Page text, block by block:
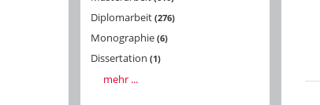
Diplomarbeit 276
Monographie 6
Dissertation 1
mehr ...